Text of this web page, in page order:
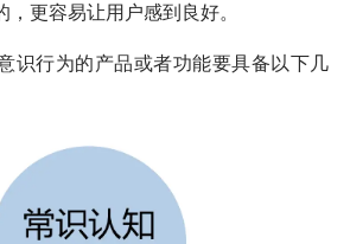
，更容易让用户感到良好。
识行为的产品或者功能要具备以下几